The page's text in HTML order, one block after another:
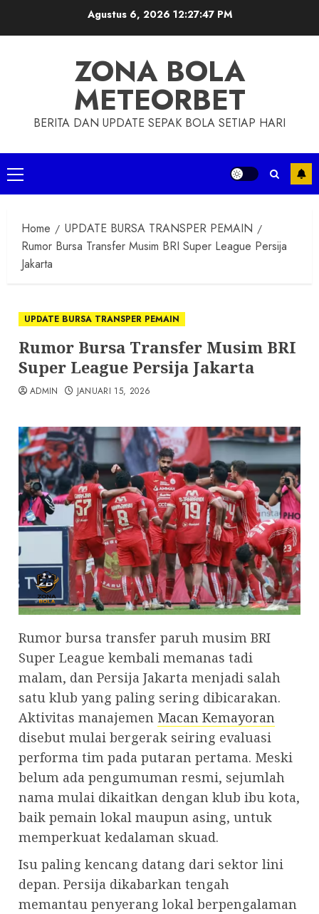
Agustus 6, 2026 12:27:48 PM
ZONA BOLA
METEORBET
BERITA DAN UPDATE SEPAK BOLA SETIAP HARI
Primary
Menu
Home
UPDATE BURSA TRANSPER PEMAIN
Rumor Bursa Transfer Musim BRI Super League Persija
Jakarta
UPDATE BURSA TRANSPER PEMAIN
Rumor Bursa Transfer Musim BRI
Super League Persija Jakarta
ADMIN JANUARI 15, 2026
Rumor bursa transfer paruh musim BRI
Super League kembali memanas tadi
malam, dan Persija Jakarta menjadi salah
satu klub yang paling sering dibicarakan.
Aktivitas manajemen Macan Kemayoran
disebut mulai bergerak seiring evaluasi
performa tim pada putaran pertama. Meski
belum ada pengumuman resmi, sejumlah
nama mulai dikaitkan dengan klub ibu kota,
baik pemain lokal maupun asing, untuk
memperkuat kedalaman skuad.
Isu paling kencang datang dari sektor lini
depan. Persija dikabarkan tengah
memantau penyerang lokal berpengalaman